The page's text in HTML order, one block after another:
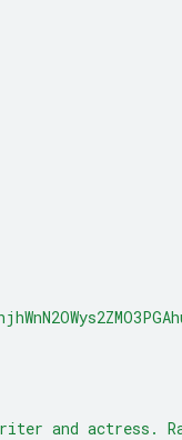
and actress.